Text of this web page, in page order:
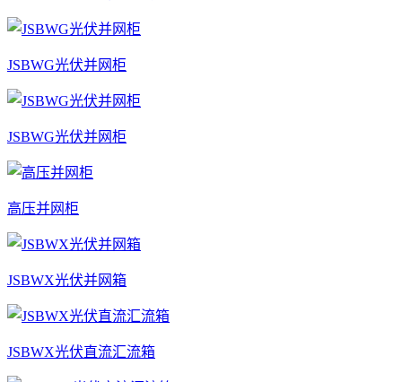
JSBWG光伏并网柜
JSBWG光伏并网柜
高压并网柜
JSBWX光伏并网箱
JSBWX光伏直流汇流箱